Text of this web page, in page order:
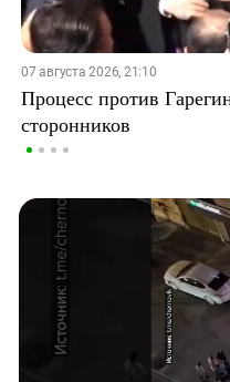
07 августа 2026, 21:10
Процесс против
сторонников